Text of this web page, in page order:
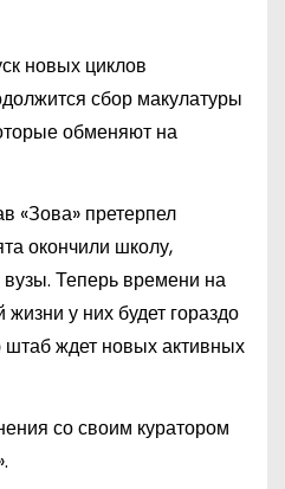
новых циклов
сбор макулатуры
обменяют на
«Зова» претерпел
окончили школу,
Теперь времени на
у них будет гораздо
ждет новых активных
со своим куратором